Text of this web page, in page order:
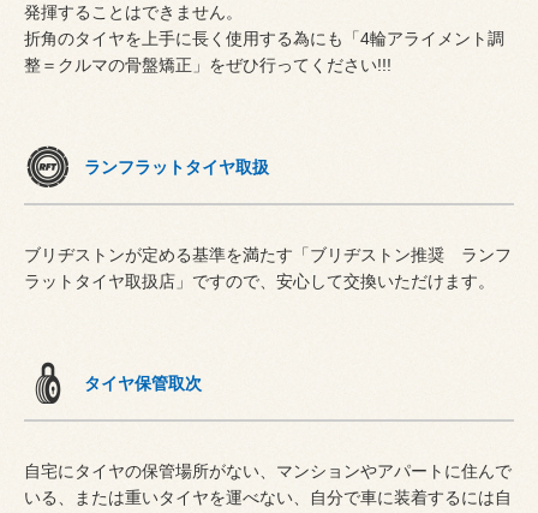
発揮することはできません。
折角のタイヤを上手に長く使用する為にも「4輪アライメント調
整＝クルマの骨盤矯正」をぜひ行ってください!!!
ランフラットタイヤ取扱
ブリヂストンが定める基準を満たす「ブリヂストン推奨 ランフ
ラットタイヤ取扱店」ですので、安心して交換いただけます。
タイヤ保管取次
自宅にタイヤの保管場所がない、マンションやアパートに住んで
いる、または重いタイヤを運べない、自分で車に装着するには自